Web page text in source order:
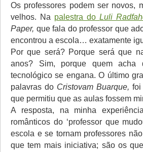
Os professores podem ser novos,
velhos. Na palestra doLuli
Paper, que fala do professor que
encontrou a escola… exatamente
Por que será? Porque será que
anos? Sim, porque quem acha
tecnológico se engana. O último
palavras do Cristovam Buarque, foi
que permitiu que as aulas fossem
A resposta, na minha
românticos do ‘professor que
escola e se tornam professores
que tem mais iniciativa; são os